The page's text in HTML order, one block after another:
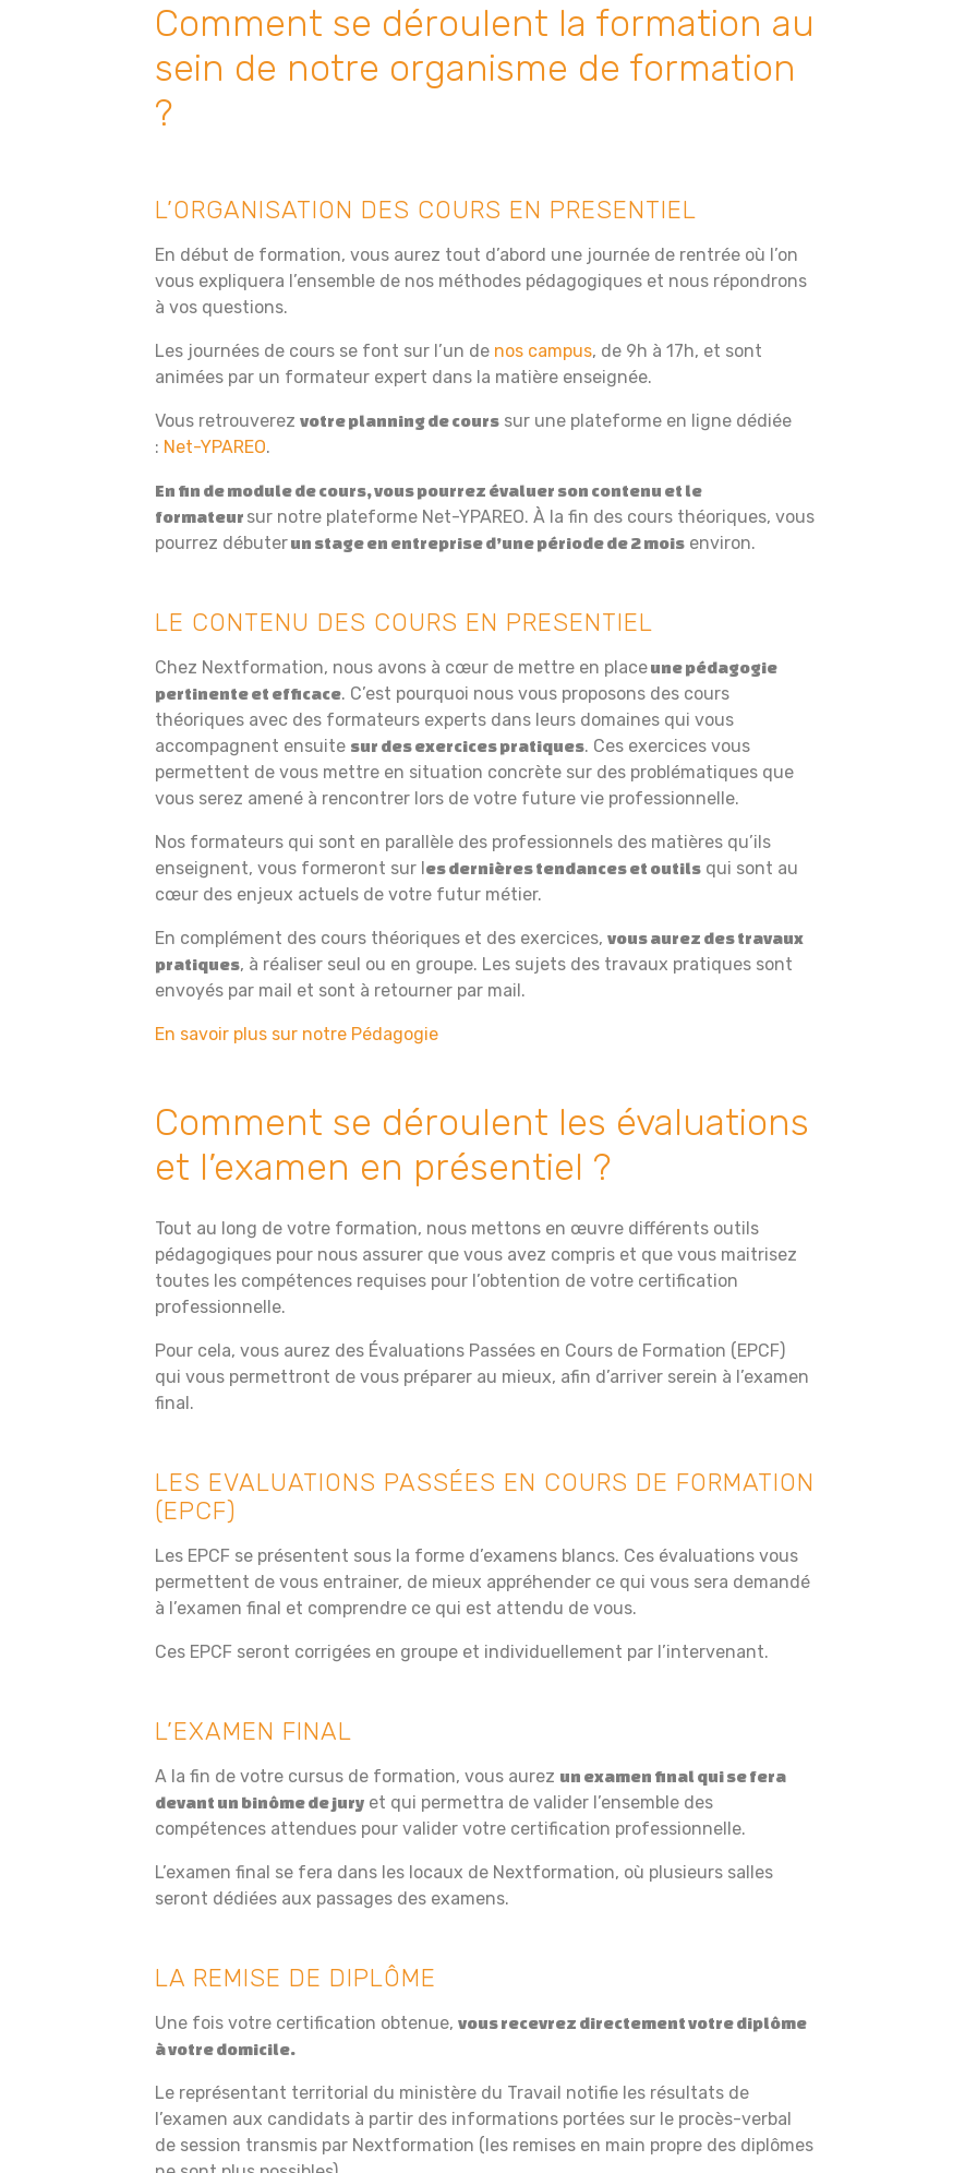
Comment se déroulent la formation au
sein de notre organisme de formation
?
L’ORGANISATION DES COURS EN PRESENTIEL
En début de formation, vous aurez tout d’abord une journée de rentrée où l’on
vous expliquera l’ensemble de nos méthodes pédagogiques et nous répondrons
à vos questions.
Les journées de cours se font sur l’un de nos campus, de 9h à 17h, et sont
animées par un formateur expert dans la matière enseignée.
Vous retrouverez votre planning de cours sur une plateforme en ligne dédiée
: Net-YPAREO.
En fin de module de cours, vous pourrez évaluer son contenu et le
formateur sur notre plateforme Net-YPAREO. À la fin des cours théoriques, vous
pourrez débuterun stage en entreprise d’une période de 2 mois environ.
LE CONTENU DES COURS EN PRESENTIEL
Chez Nextformation, nous avons à cœur de mettre en placeune pédagogie
pertinente et efficace. C’est pourquoi nous vous proposons des cours
théoriques avec des formateurs experts dans leurs domaines qui vous
accompagnent ensuite sur des exercices pratiques. Ces exercices vous
permettent de vous mettre en situation concrète sur des problématiques que
vous serez amené à rencontrer lors de votre future vie professionnelle.
Nos formateurs qui sont en parallèle des professionnels des matières qu’ils
enseignent, vous formeront sur les dernières tendances et outils qui sont au
cœur des enjeux actuels de votre futur métier.
En complément des cours théoriques et des exercices, vous aurez des travaux
pratiques, à réaliser seul ou en groupe. Les sujets des travaux pratiques sont
envoyés par mail et sont à retourner par mail.
En savoir plus sur notre Pédagogie
Comment se déroulent les évaluations
et l’examen en présentiel ?
Tout au long de votre formation, nous mettons en œuvre différents outils
pédagogiques pour nous assurer que vous avez compris et que vous maitrisez
toutes les compétences requises pour l’obtention de votre certification
professionnelle.
Pour cela, vous aurez des Évaluations Passées en Cours de Formation (EPCF)
qui vous permettront de vous préparer au mieux, afin d’arriver serein à l’examen
final.
LES EVALUATIONS PASSÉES EN COURS DE FORMATION
(EPCF)
Les EPCF se présentent sous la forme d’examens blancs. Ces évaluations vous
permettent de vous entrainer, de mieux appréhender ce qui vous sera demandé
à l’examen final et comprendre ce qui est attendu de vous.
Ces EPCF seront corrigées en groupe et individuellement par l’intervenant.
L’EXAMEN FINAL
A la fin de votre cursus de formation, vous aurez un examen final qui se fera
devant un binôme de jury et qui permettra de valider l’ensemble des
compétences attendues pour valider votre certification professionnelle.
L’examen final se fera dans les locaux de Nextformation, où plusieurs salles
seront dédiées aux passages des examens.
LA REMISE DE DIPLÔME
Une fois votre certification obtenue, vous recevrez directement votre diplôme
à votre domicile.
Le représentant territorial du ministère du Travail notifie les résultats de
l’examen aux candidats à partir des informations portées sur le procès-verbal
de session transmis par Nextformation (les remises en main propre des diplômes